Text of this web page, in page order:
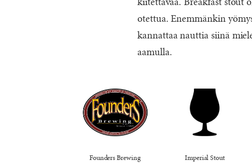
kiitettävää. Breakfast stout
otettua. Enemmänkin
kannattaa nauttia siinä
aamulla.
Founders Brewing Imperial Stout